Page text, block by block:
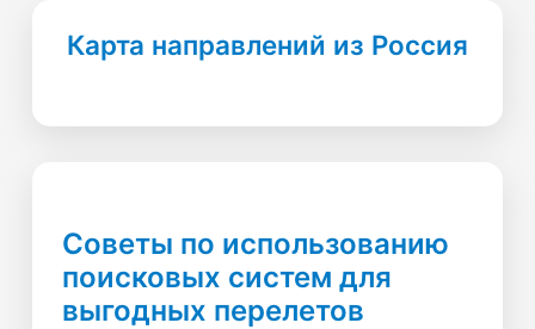
Карта направлений из Россия
Советы по использованию
поисковых систем для
выгодных перелетов